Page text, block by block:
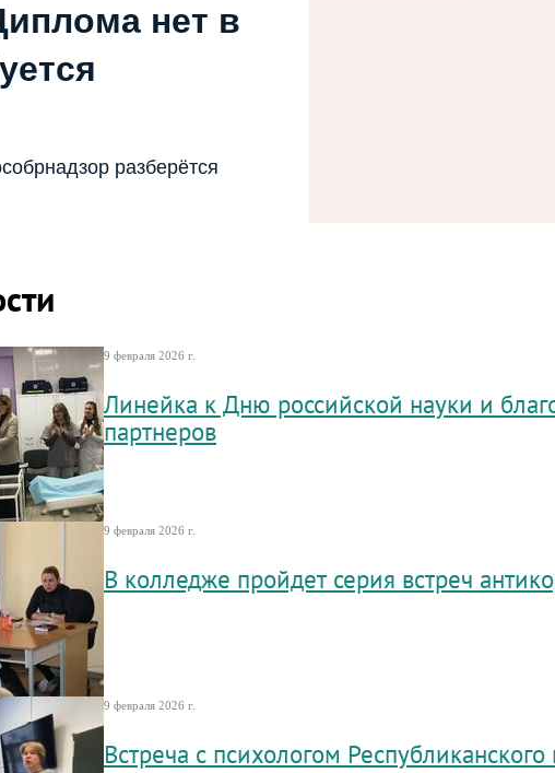
нет в
разберётся
9 февраля 2026 г.
Линейка к Дню российской науки и
партнеров
9 февраля 2026 г.
В колледже пройдет серия встреч
9 февраля 2026 г.
Встреча с психологом